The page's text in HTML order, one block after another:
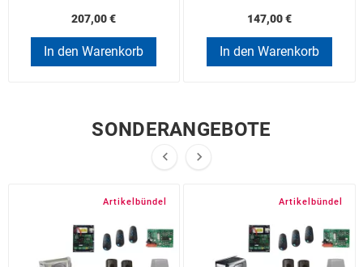
207,00 €
In den Warenkorb
147,00 €
In den Warenkorb
SONDERANGEBOTE
 
Artikelbündel Artikelbündel